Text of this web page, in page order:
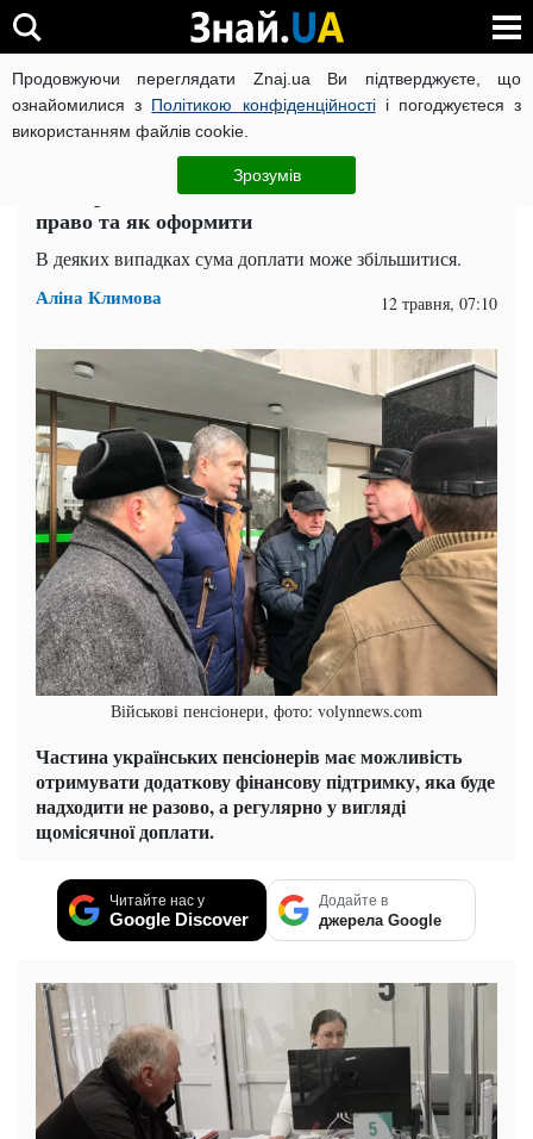
Продовжуючи переглядати Znaj.ua Ви підтверджуєте, що
ознайомилися з Політикою конфіденційностіі погоджуєтеся з
використанням файлів cookie.
Зрозумів
ВІЙНА РОСІЇ ПРОТИ УКРАЇНИ КОРОНАВІРУС В УКРАЇНІ
ЧИТАТЬ НА РУССКОМ
1297 гривень доплати до пенсії: хто має на це
право та як оформити
В деяких випадках сума доплати може збільшитися.
Аліна Климова 12 травня, 07:10
Військові пенсіонери, фото: volynnews.com
Частина українських пенсіонерів має можливість
отримувати додаткову фінансову підтримку, яка буде
надходити не разово, а регулярно у вигляді
щомісячної доплати.
Читайте нас у
Google Discover
Додайте в
джерела Google